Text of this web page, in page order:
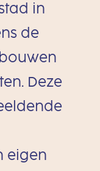
in
de
Deze
eigen